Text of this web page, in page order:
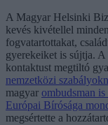
A Magyar Helsinki
kevés kivétellel
fogvatartottakat,
gyerekeiket is sújtja.
kontaktust megtiltó
nemzetközi
magyar ombudsman is
Európai Bírósága
megsértette a